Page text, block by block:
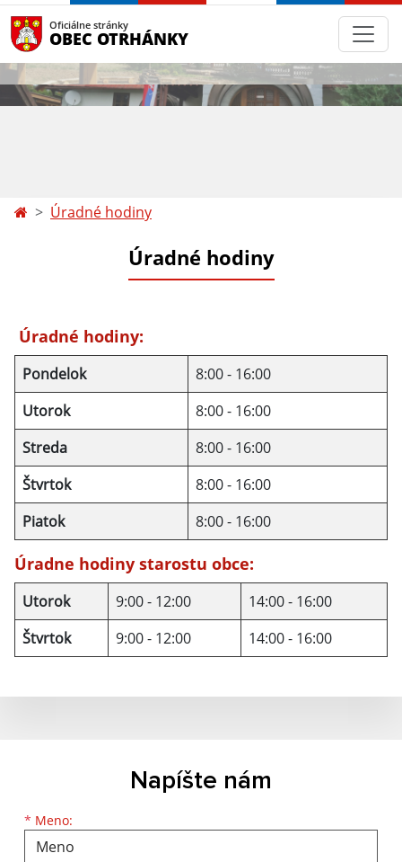
Oficiálne stránky
OBEC OTRHÁNKY
Úradné hodiny
Úradné hodiny
Úradné hodiny:
Pondelok
8:00 - 16:00
Utorok
8:00 - 16:00
Streda
8:00 - 16:00
Štvrtok
8:00 - 16:00
Piatok
8:00 - 16:00
Úradne hodiny starostu obce:
Utorok 9:00 - 12:00
14:00 - 16:00
Štvrtok
9:00 - 12:00 14:00 - 16:00
Napíšte nám
* Meno:
Meno
Priezvisko
E-mailová adresa